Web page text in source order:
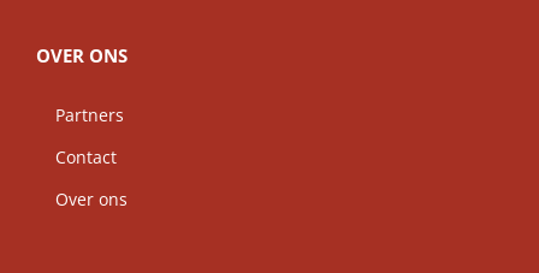
OVER ONS
Partners
Contact
Over ons